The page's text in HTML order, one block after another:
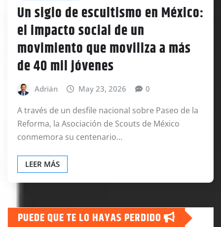
Un siglo de escultismo en México:
el impacto social de un
movimiento que moviliza a más
de 40 mil jóvenes
Adrián May 23, 2026 0
A través de un desfile nacional sobre Paseo de la
Reforma, la Asociación de Scouts de México
conmemora su centenario…
LEER MÁS
PUEDE QUE TE LO HAYAS PERDIDO